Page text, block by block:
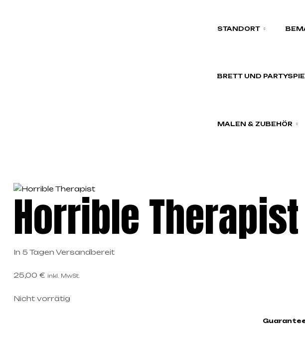
STANDORT
BRETT UND
MALEN & ZUBEHÖR
Horrible Therapist
In 5 Tagen Versandbereit
25,00 € inkl. MwSt.
Nicht vorrätig